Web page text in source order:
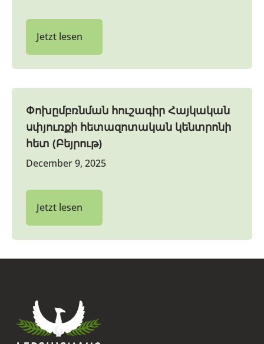
Jetzt lesen
Փոխըմբռնման հուշագիր Հայկական
սփյուռքի հետազոտական կենտրոնի
հետ (Բեյրութ)
December 9, 2025
Jetzt lesen